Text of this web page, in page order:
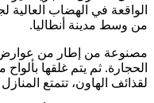
من وسط مدينة أنطاليا.
مصنوعة من إطار من
الحجارة. ثم يتم غلقها
لقذائف الهاون، تتمتع